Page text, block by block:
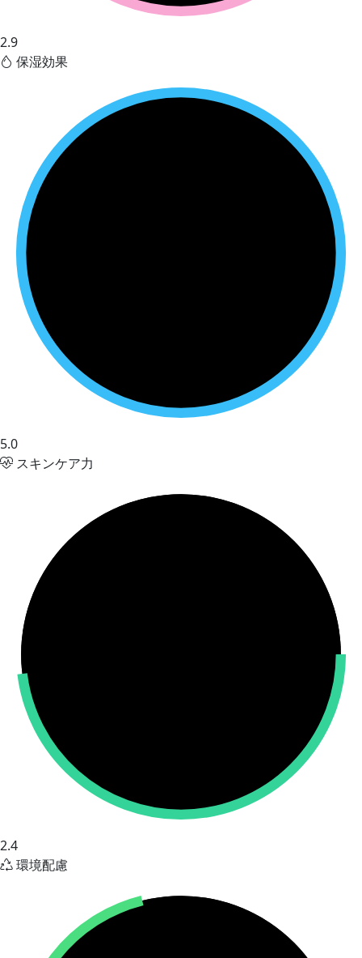
2.9
保湿効果
5.0
スキンケア力
2.4
環境配慮